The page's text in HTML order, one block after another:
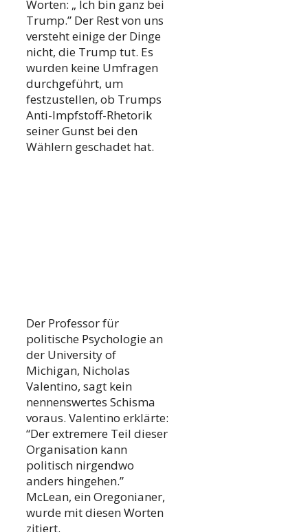
Worten: „ Ich bin ganz bei
Trump.” Der Rest von uns
versteht einige der Dinge
nicht, die Trump tut. Es
wurden keine Umfragen
durchgeführt, um
festzustellen, ob Trumps
Anti-Impfstoff-Rhetorik
seiner Gunst bei den
Wählern geschadet hat.
Der Professor für
politische Psychologie an
der University of
Michigan, Nicholas
Valentino, sagt kein
nennenswertes Schisma
voraus. Valentino erklärte:
“Der extremere Teil dieser
Organisation kann
politisch nirgendwo
anders hingehen.”
McLean, ein Oregonianer,
wurde mit diesen Worten
zitiert.